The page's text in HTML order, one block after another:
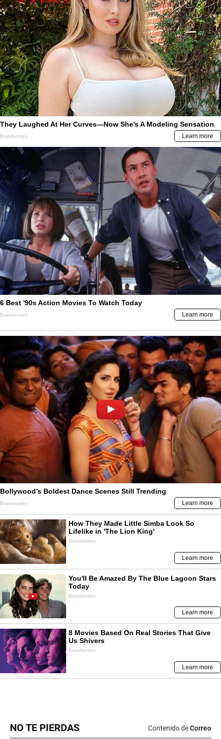
NO TE PIERDAS Contenido deCorreo